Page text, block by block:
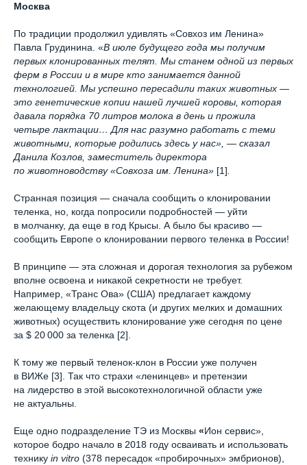
Москва
По традиции продолжил удивлять «Совхоз им Ленина»
Павла Грудинина. «В июле будущего года мы получим
первых клонированных телят. Мы станем одной из первых
ферм в России и в мире кто занимается данной
технологией. Мы успешно пересадили таких животных —
это генетические копии нашей лучшей коровы, которая
давала порядка 70 литров молока в день и прожила
четыре лактации… Для нас разумно работать с теми
животными, которые родились здесь у нас», — сказал
Данила Козлов, заместитель директора
по животноводству «Совхоза им. Ленина» [1]
Странная позиция — сначала сообщить о клонировании
теленка, но, когда попросили подробностей — уйти
в молчанку, да еще в год Крысы. А было бы красиво —
сообщить Европе о клонировании первого теленка в России!
В принципе — эта сложная и дорогая технология за рубежом
вполне освоена и никакой секретности не требует.
Например, «Транс Ова» (США) предлагает каждому
желающему владельцу скота (и других мелких и домашних
животных) осуществить клонирование уже сегодня по цене
за $ 20 000 за теленка [2].
К тому же первый теленок-клон в России уже получен
в ВИЖе [3]. Так что страхи «ленинцев» и претензии
на лидерство в этой высокотехнологичной области уже
не актуальны.
Еще одно подразделение ТЭ из Москвы «Ион сервис»,
которое бодро начало в 2018 году осваивать и использовать
технику in vitro (378 пересадок «пробирочных» эмбрионов),